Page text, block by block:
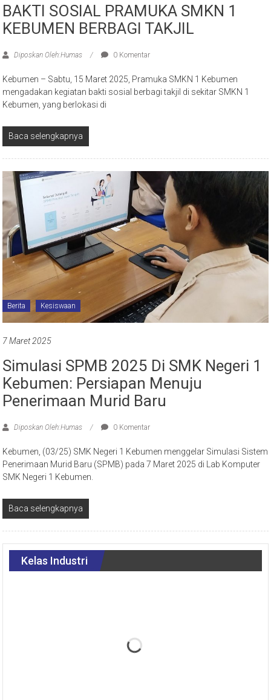
BAKTI SOSIAL PRAMUKA SMKN 1
KEBUMEN BERBAGI TAKJIL
Diposkan Oleh:Humas 0 Komentar
Kebumen – Sabtu, 15 Maret 2025, Pramuka SMKN 1 Kebumen
mengadakan kegiatan bakti sosial berbagi takjil di sekitar SMKN 1
Kebumen, yang berlokasi di
Baca selengkapnya
Berita Kesiswaan
7 Maret 2025
Simulasi SPMB 2025 Di SMK Negeri 1
Kebumen: Persiapan Menuju
Penerimaan Murid Baru
Diposkan Oleh:Humas 0 Komentar
Kebumen, (03/25) SMK Negeri 1 Kebumen menggelar Simulasi Sistem
Penerimaan Murid Baru (SPMB) pada 7 Maret 2025 di Lab Komputer
SMK Negeri 1 Kebumen.
Baca selengkapnya
Kelas Industri